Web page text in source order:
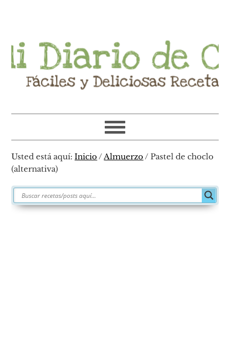
principal
principal
barra
lateral
primaria
de
página
Usted está aquí:Inicio /Almuerzo / Pastel de choclo
(alternativa)